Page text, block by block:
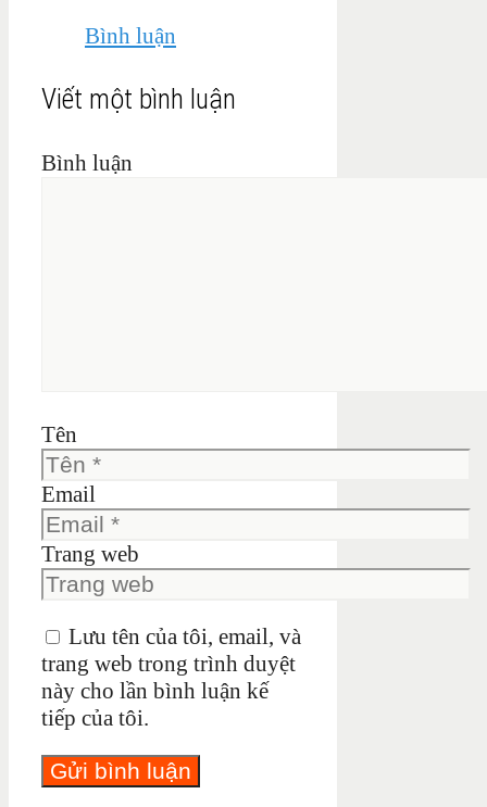
Bình luận
Viết một bình luận
Bình luận
Tên
Email
Trang web
Lưu tên của tôi, email, và
trang web trong trình duyệt
này cho lần bình luận kế
tiếp của tôi.